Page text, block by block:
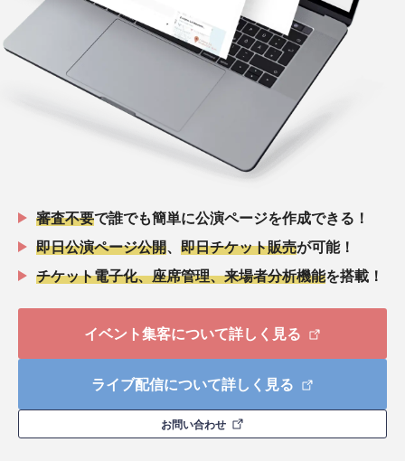
審査不要で誰でも簡単に公演ページを作成できる！
即日公演ページ公開
即日チケット販売が可能！
チケット電子化、座席管理、来場者分析機能を搭載！
イベント集客について詳しく見る
ライブ配信について詳しく見る
お問い合わせ